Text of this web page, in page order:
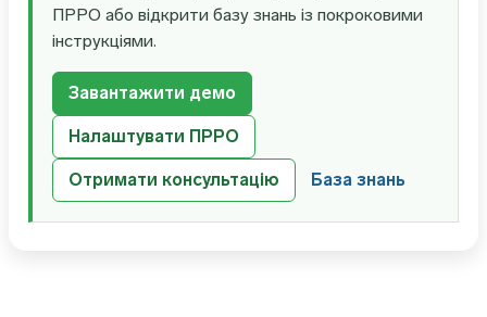
ПРРО або відкрити базу знань із покроковими
інструкціями.
Завантажити демо
Налаштувати ПРРО
Отримати консультацію База знань